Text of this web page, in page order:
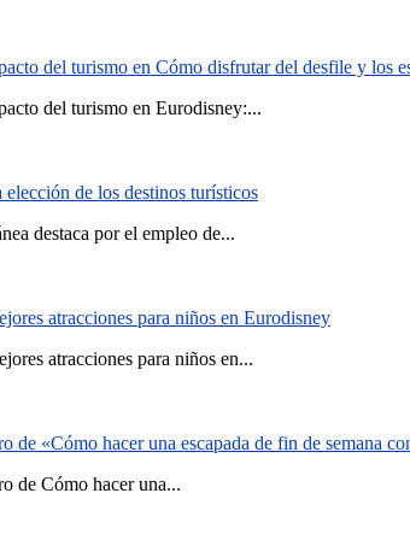
del turismo en Cómo disfrutar del desfile y los
del turismo en Eurodisney:...
de los destinos turísticos
destaca por el empleo de...
atracciones para niños en Eurodisney
atracciones para niños en...
de «Cómo hacer una escapada de fin de semana
de Cómo hacer una...